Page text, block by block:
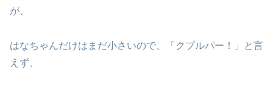
が、
はなちゃんだけはまだ小さいので、「クプルパー！」と言
えず、